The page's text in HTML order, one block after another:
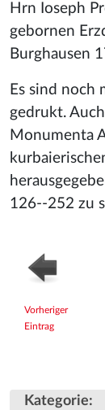
Hrn Ioseph
gebornen
Burghausen
Es sind noch
gedrukt.
Monumenta
126--252 zu
Vorheriger
Eintrag
Kategorie: